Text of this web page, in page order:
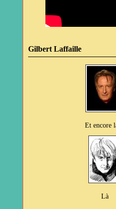
Gilbert Laffaille
Et encore
Là